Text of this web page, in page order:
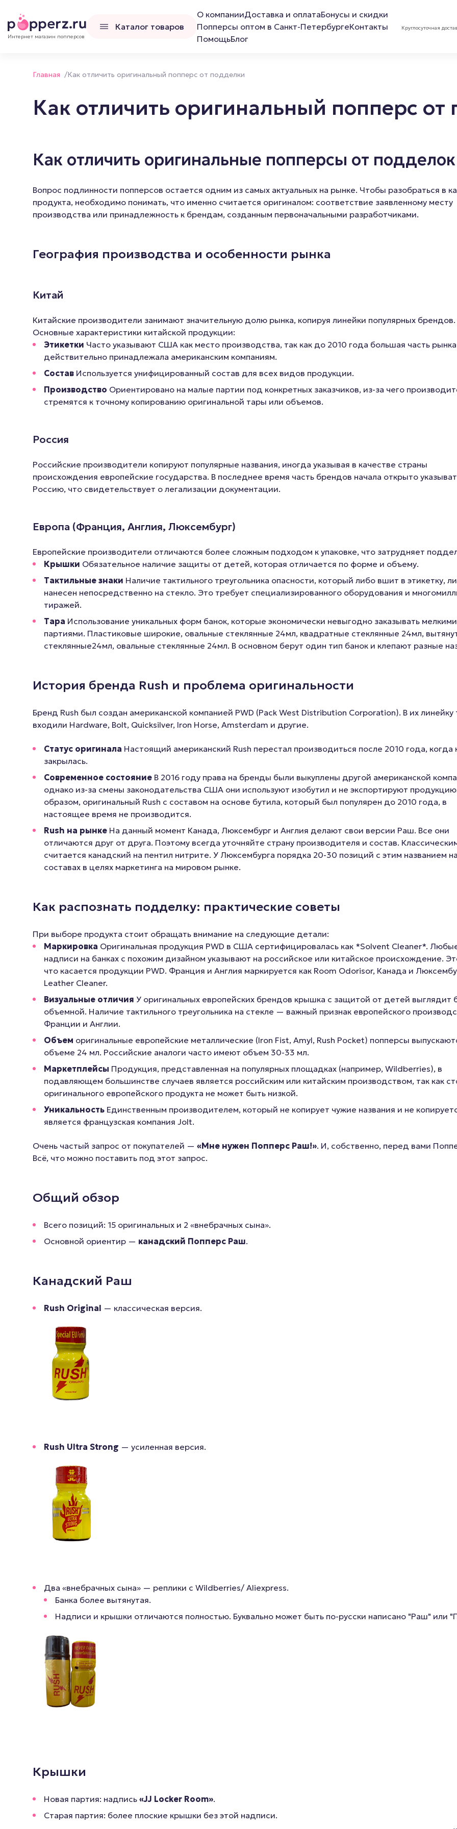
Интернет магазин попперсов
Каталог товаров
О компанииДоставка и оплатаБонусы и скидки
Попперсы оптом в Санкт-ПетербургеКонтакты
ПомощьБлог
Круглосуточная
Канадские попперсы
Российские попперсы LCD
Люксембургские попперсы
PWD попперсы
Попперсы для мужчин
Попперсы для женщин
Попперсы для фистинга
Анальная смазка
Обезболивающая смазка
Смазка для фистинга
Силиконовая смазка
Смазка на масляной основе
Главная /Как отличить оригинальный попперс от подделки
Как отличить оригинальный попперс от
Как отличить оригинальные попперсы от подделок
Вопрос подлинности попперсов остается одним из самых актуальных на рынке. Чтобы разобраться в
продукта, необходимо понимать, что именно считается оригиналом: соответствие заявленному месту
производства или принадлежность к брендам, созданным первоначальными разработчиками.
География производства и особенности рынка
Китай
Китайские производители занимают значительную долю рынка, копируя линейки популярных брендов.
Основные характеристики китайской продукции:
Этикетки Часто указывают США как место производства, так как до 2010 года большая часть рынка
действительно принадлежала американским компаниям.
Состав Используется унифицированный состав для всех видов продукции.
Производство Ориентировано на малые партии под конкретных заказчиков, из-за чего
стремятся к точному копированию оригинальной тары или объемов.
Россия
Российские производители копируют популярные названия, иногда указывая в качестве страны
происхождения европейские государства. В последнее время часть брендов начала открыто
Россию, что свидетельствует о легализации документации.
Европа (Франция, Англия, Люксембург)
Европейские производители отличаются более сложным подходом к упаковке, что затрудняет
Крышки Обязательное наличие защиты от детей, которая отличается по форме и объему.
Тактильные знаки Наличие тактильного треугольника опасности, который либо вшит в этикетку,
нанесен непосредственно на стекло. Это требует специализированного оборудования и
тиражей.
Тара Использование уникальных форм банок, которые экономически невыгодно заказывать мелкими
партиями. Пластиковые широкие, овальные стеклянные 24мл, квадратные стеклянные 24мл,
стеклянные24мл, овальные стеклянные 24мл. В основном берут один тип банок и клепают разные
История бренда Rush и проблема оригинальности
Бренд Rush был создан американской компанией PWD (Pack West Distribution Corporation). В их линейку
входили Hardware, Bolt, Quicksilver, Iron Horse, Amsterdam и другие.
Статус оригинала Настоящий американский Rush перестал производиться после 2010 года, когда
закрылась.
Современное состояние В 2016 году права на бренды были выкуплены другой американской
однако из-за смены законодательства США они используют изобутил и не экспортируют
образом, оригинальный Rush с составом на основе бутила, который был популярен до 2010 года, в
настоящее время не производится.
Rush на рынке На данный момент Канада, Люксембург и Англия делают свои версии Раш. Все они
отличаются друг от друга. Поэтому всегда уточняйте страну производителя и состав.
считается канадский на пентил нитрите. У Люксембурга порядка 20-30 позиций с этим названием
составах в целях маркетинга на мировом рынке.
Как распознать подделку: практические советы
При выборе продукта стоит обращать внимание на следующие детали:
Маркировка Оригинальная продукция PWD в США сертифицировалась как *Solvent Cleaner*.
надписи на банках с похожим дизайном указывают на российское или китайское происхождение.
что касается продукции PWD. Франция и Англия маркируется как Room Odorisor, Канада и
Leather Cleaner.
Визуальные отличия У оригинальных европейских брендов крышка с защитой от детей выглядит
объемной. Наличие тактильного треугольника на стекле — важный признак европейского
Франции и Англии.
Объем оригинальные европейские металлические (Iron Fist, Amyl, Rush Pocket) попперсы
объеме 24 мл. Российские аналоги часто имеют объем 30-33 мл.
Маркетплейсы Продукция, представленная на популярных площадках (например, Wildberries), в
подавляющем большинстве случаев является российским или китайским производством, так как
оригинального европейского продукта не может быть низкой.
Уникальность Единственным производителем, который не копирует чужие названия и не
является французская компания Jolt.
Очень частый запрос от покупателей — «Мне нужен Попперс Раш!». И, собственно, перед вами
Всё, что можно поставить под этот запрос.
Общий обзор
Всего позиций: 15 оригинальных и 2 «внебрачных сына».
Основной ориентир — канадский Попперс Раш.
Канадский Раш
Rush Original — классическая версия.
Rush Ultra Strong — усиленная версия.
Два «внебрачных сына» — реплики с Wildberries/ Aliexpress.
Банка более вытянутая.
Надписи и крышки отличаются полностью. Буквально может быть по-русски написано "Раш" или
Крышки
Новая партия: надпись «JJ Locker Room».
Старая партия: более плоские крышки без этой надписи.